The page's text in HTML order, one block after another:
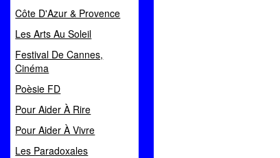
Côte D'Azur & Provence
Les Arts Au Soleil
Festival De Cannes,
Cinéma
Poèsie FD
Pour Aider À Rire
Pour Aider À Vivre
Les Paradoxales